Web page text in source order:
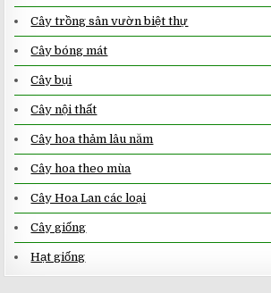
Cây trồng sân vườn biệt thự
Cây bóng mát
Cây bụi
Cây nội thất
Cây hoa thảm lâu năm
Cây hoa theo mùa
Cây Hoa Lan các loại
Cây giống
Hạt giống